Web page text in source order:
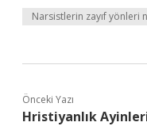
Narsistlerin zayıf yönleri
Önceki Yazı
Hristiyanlık